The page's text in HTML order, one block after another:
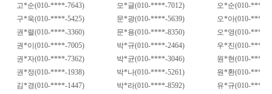
고*순(010-****-7643) 모*글(010-****-7012) 오*순(010-****-
구*욱(010-****-5425) 문*광(010-****-5639) 오*아(010-****-
권*렬(010-****-3360) 문*용(010-****-8350) 오*영(010-****-
권*이 (010-****-7005) 박*규(010-****-2464) 우*진(010-****-
권*자(010-****-7362) 박*균(010-****-3046) 원*현(010-****-
권*정(010-****-1938) 박*나(010-****-5261) 원*환(010-****-
김*경(010-****-1447) 박*라(010-****-8592) 유*규(010-****-